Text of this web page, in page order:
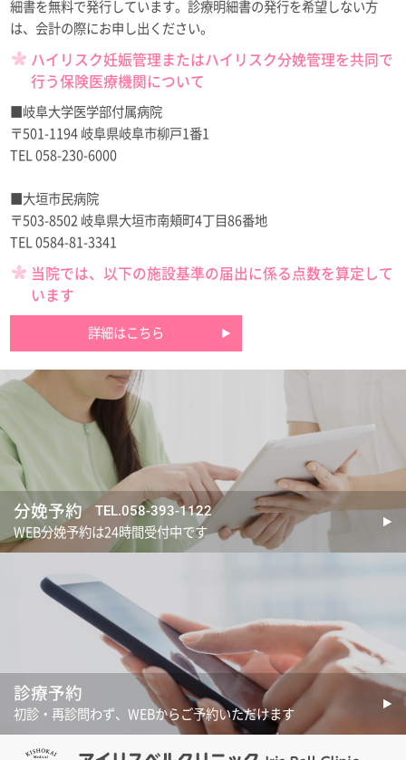
細書を無料で発行しています。診療明細書の発行を希望しない方
は、会計の際にお申し出ください。
ハイリスク妊娠管理またはハイリスク分娩管理を共同で
行う保険医療機関について
■岐阜大学医学部付属病院
〒501-1194 岐阜県岐阜市柳戸1番1
TEL 058-230-6000
■大垣市民病院
〒503-8502 岐阜県大垣市南頬町4丁目86番地
TEL 0584-81-3341
当院では、以下の施設基準の届出に係る点数を算定して
います
詳細はこちら
分娩予約 TEL.058-393-1122
WEB分娩予約は24時間受付中です
診療予約
初診・再診問わず、WEBからご予約いただけます